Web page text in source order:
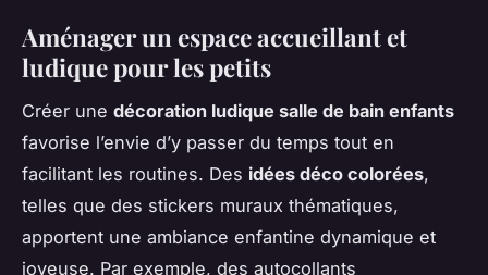
Aménager un espace accueillant et
ludique pour les petits
Créer une décoration ludique salle de bain enfants
favorise l’envie d’y passer du temps tout en
facilitant les routines. Des idées déco colorées,
telles que des stickers muraux thématiques,
apportent une ambiance enfantine dynamique et
joyeuse. Par exemple, des autocollants